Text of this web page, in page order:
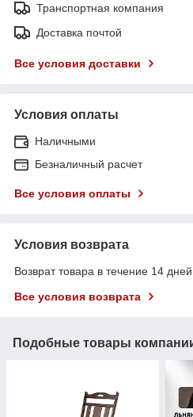
Транспортная компания
Доставка почтой
Все условия доставки
Условия оплаты
Наличными
Безналичный расчет
Все условия оплаты
Условия возврата
Возврат товара в течение 14
Все условия возврата
Подобные товары